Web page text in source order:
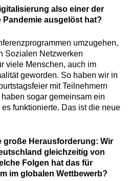
also einer der
ausgelöst hat?
umzugehen,
Sozialen Netzwerken
viele Menschen, auch im
geworden. So haben wir in
mit Teilnehmern
sogar gemeinsam ein
funktionierte. Das ist die neue
große Herausforderung: Wir
gleichzeitig von
Folgen hat das für
im globalen Wettbewerb?